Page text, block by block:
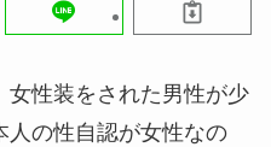
女性装をされた男性が少
人の性自認が女性なの